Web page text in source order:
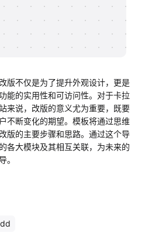
版不仅是为了提升外观设计，更是
能的实用性和可访问性。对于卡拉
来说，改版的意义尤为重要，既要
不断变化的期望。模板将通过思维
版的主要步骤和思路。通过这个导
各大模块及其相互关联，为未来的
。
dd